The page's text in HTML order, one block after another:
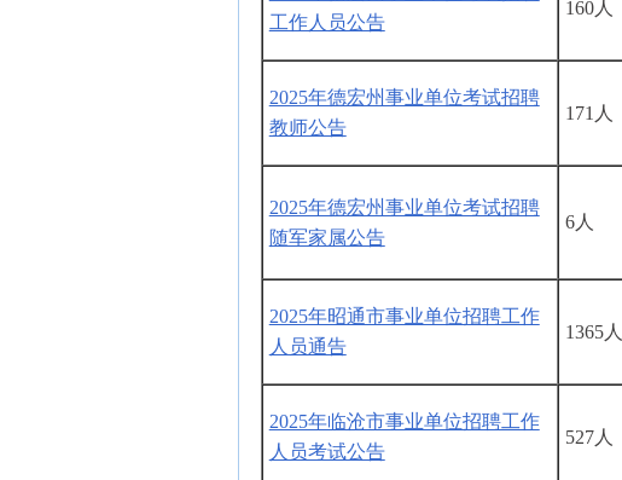
工作人员公告
160人
2025年德宏州事业单位考试招聘
教师公告
171人
2025年德宏州事业单位考试招聘
随军家属公告
6人
2025年昭通市事业单位招聘工作
人员通告
1365人
2025年临沧市事业单位招聘工作
人员考试公告
527人